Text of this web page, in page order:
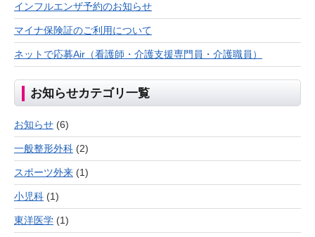
インフルエンザ予約のお知らせ
マイナ保険証のご利用について
ネットで応募Air（看護師・介護支援専門員・介護職員）
お知らせカテゴリ一覧
お知らせ (6)
一般整形外科 (2)
スポーツ外来 (1)
小児科 (1)
東洋医学 (1)